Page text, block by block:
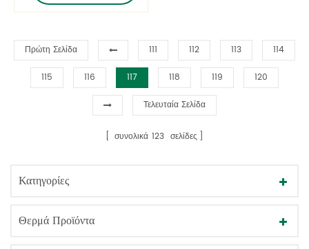
Πρώτη Σελίδα 111 112 113 114
115 116 117 118 119 120
Τελευταία Σελίδα
συνολικά 123 σελίδες
Κατηγορίες
Θερμά Προϊόντα